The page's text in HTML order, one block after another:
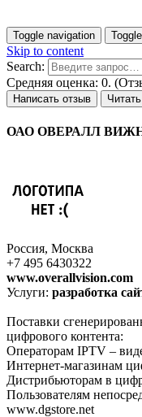
Toggle navigation
Skip to content
Search:
Средняя оценка: 0.
Написать отзыв
ОАО ОВЕРАЛЛ
Россия, Москва
+7 495 6430322
www.overallvision.com
Услуги: разработка
Поставки
цифрового контента:
Операторам IPTV –
Интернет-магазинам
Дистрибьюторам в
Пользователям
www.dgstore.net